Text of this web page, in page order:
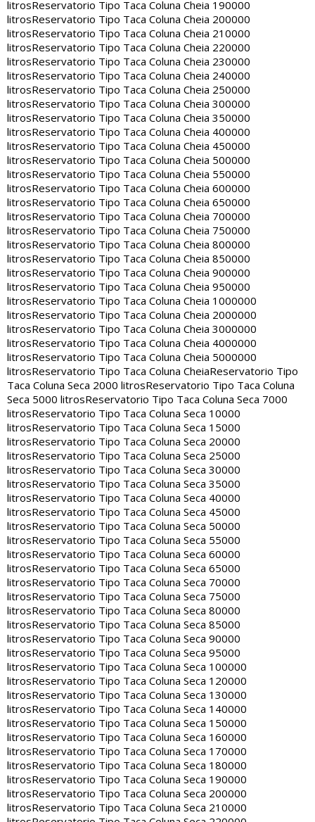
litrosReservatorio Tipo Taca Coluna Cheia 190000
litrosReservatorio Tipo Taca Coluna Cheia 200000
litrosReservatorio Tipo Taca Coluna Cheia 210000
litrosReservatorio Tipo Taca Coluna Cheia 220000
litrosReservatorio Tipo Taca Coluna Cheia 230000
litrosReservatorio Tipo Taca Coluna Cheia 240000
litrosReservatorio Tipo Taca Coluna Cheia 250000
litrosReservatorio Tipo Taca Coluna Cheia 300000
litrosReservatorio Tipo Taca Coluna Cheia 350000
litrosReservatorio Tipo Taca Coluna Cheia 400000
litrosReservatorio Tipo Taca Coluna Cheia 450000
litrosReservatorio Tipo Taca Coluna Cheia 500000
litrosReservatorio Tipo Taca Coluna Cheia 550000
litrosReservatorio Tipo Taca Coluna Cheia 600000
litrosReservatorio Tipo Taca Coluna Cheia 650000
litrosReservatorio Tipo Taca Coluna Cheia 700000
litrosReservatorio Tipo Taca Coluna Cheia 750000
litrosReservatorio Tipo Taca Coluna Cheia 800000
litrosReservatorio Tipo Taca Coluna Cheia 850000
litrosReservatorio Tipo Taca Coluna Cheia 900000
litrosReservatorio Tipo Taca Coluna Cheia 950000
litrosReservatorio Tipo Taca Coluna Cheia 1000000
litrosReservatorio Tipo Taca Coluna Cheia 2000000
litrosReservatorio Tipo Taca Coluna Cheia 3000000
litrosReservatorio Tipo Taca Coluna Cheia 4000000
litrosReservatorio Tipo Taca Coluna Cheia 5000000
litrosReservatorio Tipo Taca Coluna CheiaReservatorio Tipo
Taca Coluna Seca 2000 litrosReservatorio Tipo Taca Coluna
Seca 5000 litrosReservatorio Tipo Taca Coluna Seca 7000
litrosReservatorio Tipo Taca Coluna Seca 10000
litrosReservatorio Tipo Taca Coluna Seca 15000
litrosReservatorio Tipo Taca Coluna Seca 20000
litrosReservatorio Tipo Taca Coluna Seca 25000
litrosReservatorio Tipo Taca Coluna Seca 30000
litrosReservatorio Tipo Taca Coluna Seca 35000
litrosReservatorio Tipo Taca Coluna Seca 40000
litrosReservatorio Tipo Taca Coluna Seca 45000
litrosReservatorio Tipo Taca Coluna Seca 50000
litrosReservatorio Tipo Taca Coluna Seca 55000
litrosReservatorio Tipo Taca Coluna Seca 60000
litrosReservatorio Tipo Taca Coluna Seca 65000
litrosReservatorio Tipo Taca Coluna Seca 70000
litrosReservatorio Tipo Taca Coluna Seca 75000
litrosReservatorio Tipo Taca Coluna Seca 80000
litrosReservatorio Tipo Taca Coluna Seca 85000
litrosReservatorio Tipo Taca Coluna Seca 90000
litrosReservatorio Tipo Taca Coluna Seca 95000
litrosReservatorio Tipo Taca Coluna Seca 100000
litrosReservatorio Tipo Taca Coluna Seca 120000
litrosReservatorio Tipo Taca Coluna Seca 130000
litrosReservatorio Tipo Taca Coluna Seca 140000
litrosReservatorio Tipo Taca Coluna Seca 150000
litrosReservatorio Tipo Taca Coluna Seca 160000
litrosReservatorio Tipo Taca Coluna Seca 170000
litrosReservatorio Tipo Taca Coluna Seca 180000
litrosReservatorio Tipo Taca Coluna Seca 190000
litrosReservatorio Tipo Taca Coluna Seca 200000
litrosReservatorio Tipo Taca Coluna Seca 210000